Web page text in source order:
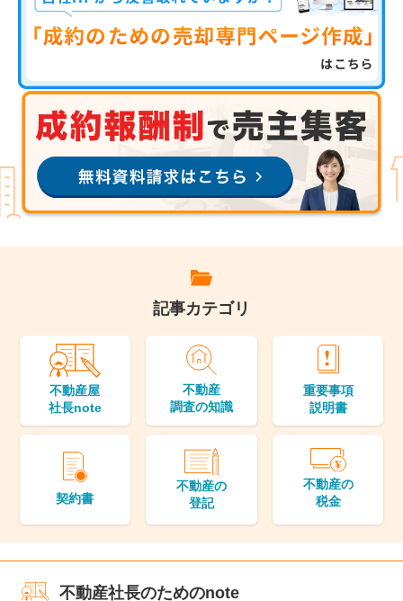
記事カテゴリ
不動産屋
社長note
不動産
調査の知識
重要事項
説明書
契約書
不動産の
登記
不動産の
税金
不動産社長のためのnote